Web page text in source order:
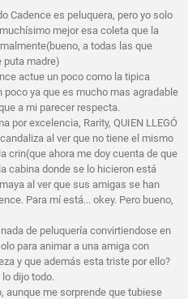
Cadence es peluquera, pero yo solo
mejor esa coleta que la
a todas las que
puta madre)
actue un poco como la tipica
poco ya que es mucho mas agradable
a mi parecer respecta.
por excelencia, Rarity, QUIEN LLEGÓ
al ver que no tiene el mismo
crin(que ahora me doy cuenta de que
cabina donde se lo hicieron está
al ver que sus amigas se han
Para mí está... okey. Pero bueno,
de peluquería convirtiendose en
para animar a una amiga con
y que además esta triste por ello?
dijo todo.
aunque me sorprende que tubiese